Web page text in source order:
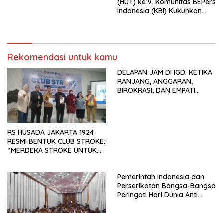
(HUT) ke 9, Komunitas BEPers
Indonesia (KBI) Kukuhkan
Mancanegara”.
Rekomendasi untuk kamu
RS HUSADA JAKARTA 1924
RESMI BENTUK CLUB STROKE:
“MERDEKA STROKE UNTUK
DELAPAN JAM DI IGD: KETIKA
RANJANG, ANGGARAN,
BIROKRASI, DAN EMPATI
Pemerintah Indonesia dan
Perserikatan Bangsa-Bangsa
Peringati Hari Dunia Anti